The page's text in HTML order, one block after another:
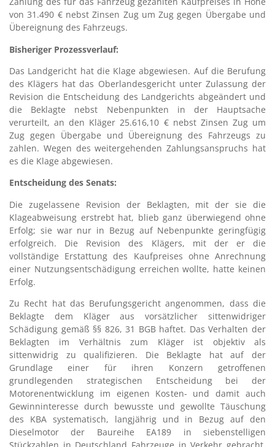
von 31.490 € nebst Zinsen Zug um Zug gegen Übergabe und
Übereignung des Fahrzeugs.
Bisheriger Prozessverlauf:
Das Landgericht hat die Klage abgewiesen. Auf die Berufung
des Klägers hat das Oberlandesgericht unter Zulassung der
Revision die Entscheidung des Landgerichts abgeändert und
die Beklagte nebst Nebenpunkten in der Hauptsache
verurteilt, an den Kläger 25.616,10 € nebst Zinsen Zug um
Zug gegen Übergabe und Übereignung des Fahrzeugs zu
zahlen. Wegen des weitergehenden Zahlungsanspruchs hat
es die Klage abgewiesen.
Entscheidung des Senats:
Die zugelassene Revision der Beklagten, mit der sie die
Klageabweisung erstrebt hat, blieb ganz überwiegend ohne
Erfolg; sie war nur in Bezug auf Nebenpunkte geringfügig
erfolgreich. Die Revision des Klägers, mit der er die
vollständige Erstattung des Kaufpreises ohne Anrechnung
einer Nutzungsentschädigung erreichen wollte, hatte keinen
Erfolg.
Zu Recht hat das Berufungsgericht angenommen, dass die
Beklagte dem Kläger aus vorsätzlicher sittenwidriger
Schädigung gemäß §§ 826, 31 BGB haftet. Das Verhalten der
Beklagten im Verhältnis zum Kläger ist objektiv als
sittenwidrig zu qualifizieren. Die Beklagte hat auf der
Grundlage einer für ihren Konzern getroffenen
grundlegenden strategischen Entscheidung bei der
Motorenentwicklung im eigenen Kosten- und damit auch
Gewinninteresse durch bewusste und gewollte Täuschung
des KBA systematisch, langjährig und in Bezug auf den
Dieselmotor der Baureihe EA189 in siebenstelligen